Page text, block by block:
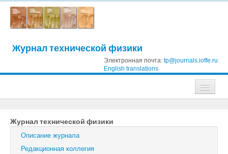
Журнал технической физики
Электронная почта: tp@journals.ioffe.ru
English translations
Журнал технической физики
Письма в Журнал технической физики
Журнал технической физики
Описание журнала
Редакционная коллегия